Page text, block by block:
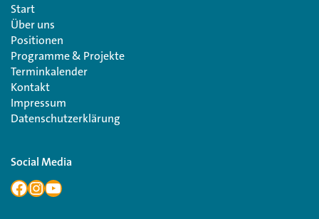
Start
Über uns
Positionen
Programme & Projekte
Terminkalender
Kontakt
Impressum
Datenschutzerklärung
Social Media